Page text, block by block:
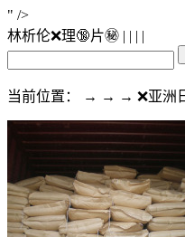
" />
林析伦❌理🔞片㊙️ | | | |
当前位置： → → → ❌亚洲